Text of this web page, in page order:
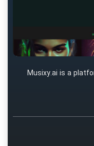
Musixy.ai is a